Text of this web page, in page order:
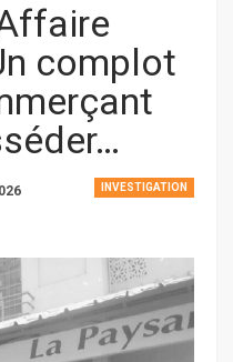
complot
INVESTIGATION